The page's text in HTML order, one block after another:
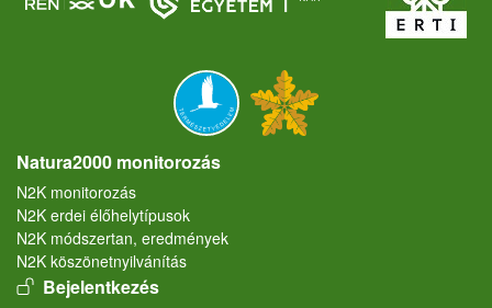
Natura2000 monitorozás
N2K monitorozás
N2K erdei élőhelytípusok
N2K módszertan, eredmények
N2K köszönetnyilvánítás
User account menu
Bejelentkezés